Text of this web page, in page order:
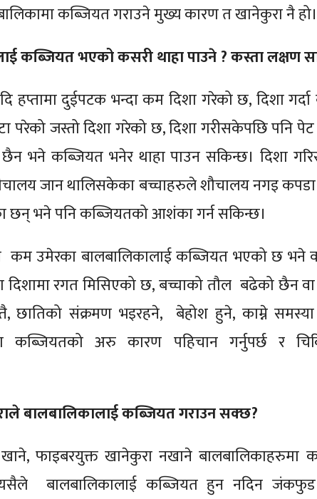
कब्जियत गराउने मुख्य कारण त खानेकुरा नै हो।
कब्जियत भएको कसरी थाहा पाउने ? कस्ता लक्षण
हप्तामा दुईपटक भन्दा कम दिशा गरेको छ, दिशा
परेको जस्तो दिशा गरेको छ, दिशा गरीसकेपछि पनि
भने कब्जियत भनेर थाहा पाउन सकिन्छ। दिशा
जान थालिसकेका बच्चाहरुले शौचालय नगइ
छन् भने पनि कब्जियतको आशंका गर्न सकिन्छ।
कम उमेरका बालबालिकालाई कब्जियत भएको छ भने
दिशामा रगत मिसिएको छ, बच्चाको तौल बढेको
छातिको संक्रमण भइरहने, बेहोश हुने, काम्ने
कब्जियतको अरु कारण पहिचान गर्नुपर्छ र
बालबालिकालाई कब्जियत गराउन सक्छ?
फाइबरयुक्त खानेकुरा नखाने बालबालिकाहरुमा
बालबालिकालाई कब्जियत हुन नदिन